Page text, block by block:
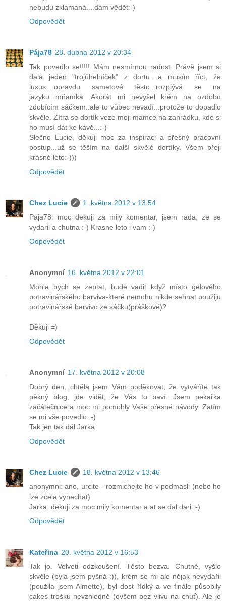
nebudu zklamaná....dám vědět:-)
Odpovědět
Pája78 28. dubna 2012 v 20:34
Tak povedlo se!!!!! Mám nesmírnou radost. Právě jsem si
dala jeden "trojúhelníček" z dortu....a musím říct, že
luxus....opravdu sametové těsto...rozplývá se na
jazyku...mňamka. Akorát mi nevyšel krém na ozdobu
zdobícím sáčkem..ale to vůbec nevadí...protože to dopadlo
skvěle. Zítra se dortík veze moji mamce na zahrádku, kde si
ho musí dát ke kávě...:-)
Slečno Lucie, děkuji moc za inspiraci a přesný pracovní
postup...už se těším na další skvělé dortíky. Všem přeji
krásné léto:-)))
Odpovědět
Chez Lucie
1. května 2012 v 13:54
Paja78: moc dekuji za mily komentar, jsem rada, ze se
vydaril a chutna :-) Krasne leto i vam :-)
Odpovědět
Anonymní 16. května 2012 v 22:01
Mohla bych se zeptat, bude vadit když místo gelového
potravinářského barviva-které nemohu nikde sehnat použiju
potravinářské barvivo ze sáčku(práškové)?
Děkuji =)
Odpovědět
Anonymní 17. května 2012 v 20:08
Dobrý den, chtěla jsem Vám poděkovat, že vytváříte tak
pěkný blog, jde vidět, že Vás to baví. Jsem pekařka
začátečnice a moc mi pomohly Vaše přesné návody. Zatím
se mi vše povedlo :-)
Tak jen tak dál Jarka
Odpovědět
Chez Lucie
18. května 2012 v 13:46
anonymni: ano, urcite - rozmichejte ho v podmasli (nebo ho
lze zcela vynechat)
Jarka: dekuji za moc mily komentar a at se dal dari :-)
Odpovědět
Kateřina 20. května 2012 v 16:53
Tak jo. Velveti odzkoušení. Těsto bezva. Chutné, vyšlo
skvěle (byla jsem pyšná :)), krém se mi ale nějak nevydařil
(použila jsem Almette), byl dost řídký a ve finále působily
cakes trošku nevzhledně (ovšem bez vlivu na chuť). Ale je